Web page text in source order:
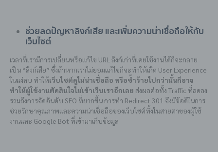
ช่วยลดปัญหาลิงก์เสีย และเพิ่มความน่าเชื่อถือให้กับ
เว็บไซต์
เวลาที่เรามีการเปลี่ยนหรือแก้ไข URL ลิงก์เก่าที่เคยใช้งานได้ก็จะกลาย
เป็น “ลิงก์เสีย” ซึ่งถ้าหากเราไม่ยอมแก้ไขก็จะทำให้เกิด User Experience
ในแง่ลบ ทำให้เว็บไซต์ดูไม่น่าเชื่อถือ หรือซ้ำร้ายไปกว่านั้นก็อาจ
ทำให้ผู้ใช้งานตัดสินใจไม่เข้าเว็บเราอีกเลย ส่งผลต่อทั้ง Traffic ที่ลดลง
รวมถึงการจัดอันดับ SEO ที่ยากขึ้น การทำ Redirect 301 จึงมีข้อดีในการ
ช่วยรักษาคุณภาพและความน่าเชื่อถือของเว็บไซต์ทั้งในสายตาของผู้ใช้
งานและ Google Bot ที่เข้ามาเก็บข้อมูล